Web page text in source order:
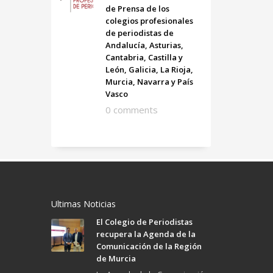
de Prensa de los
colegios profesionales
de periodistas de
Andalucía, Asturias,
Cantabria, Castilla y
León, Galicia, La Rioja,
Murcia, Navarra y País
Vasco
0 comments
Ultimas Noticias
El Colegio de Periodistas
recupera la Agenda de la
Comunicación de la Región
de Murcia